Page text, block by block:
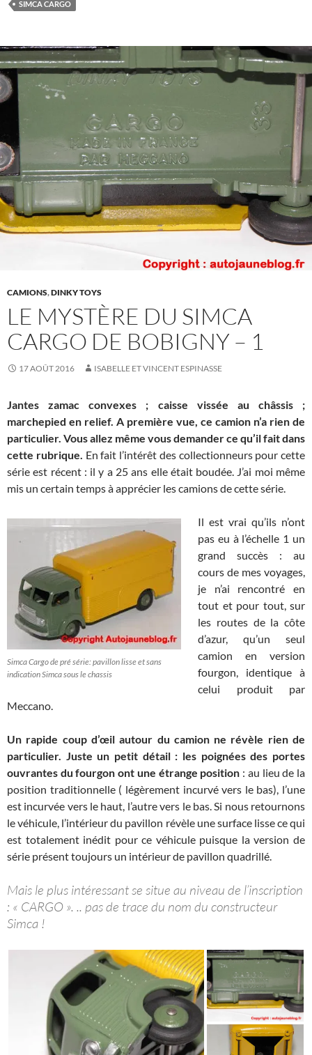
SIMCA CARGO
CAMIONS,DINKY TOYS
LE MYSTÈRE DU SIMCA
CARGO DE BOBIGNY – 1
17 AOÛT 2016 ISABELLE ET VINCENT ESPINASSE
Jantes zamac convexes ; caisse vissée au châssis ;
marchepied en relief. A première vue, ce camion n’a rien de
particulier. Vous allez même vous demander ce qu’il fait dans
cette rubrique. En fait l’intérêt des collectionneurs pour cette
série est récent : il y a 25 ans elle était boudée. J’ai moi même
mis un certain temps à apprécier les camions de cette série.
Simca Cargo de pré série: pavillon lisse et sans
indication Simca sous le chassis
Il est vrai qu’ils n’ont
pas eu à l’échelle 1 un
grand succès : au
cours de mes voyages,
je n’ai rencontré en
tout et pour tout, sur
les routes de la côte
d’azur, qu’un seul
camion en version
fourgon, identique à
celui produit par
Meccano.
Un rapide coup d’œil autour du camion ne révèle rien de
particulier. Juste un petit détail : les poignées des portes
ouvrantes du fourgon ont une étrange position : au lieu de la
position traditionnelle ( légèrement incurvé vers le bas), l’une
est incurvée vers le haut, l’autre vers le bas. Si nous retournons
le véhicule, l’intérieur du pavillon révèle une surface lisse ce qui
est totalement inédit pour ce véhicule puisque la version de
série présent toujours un intérieur de pavillon quadrillé.
Mais le plus intéressant se situe au niveau de l’inscription
: « CARGO ». .. pas de trace du nom du constructeur
Simca !